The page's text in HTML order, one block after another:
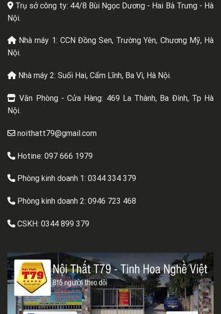
Trụ sở công ty: 44/8 Bùi Ngọc Dương - Hai Bà Trưng - Hà
Nội.
Nhà máy 1: CCN Đồng Sen, Trường Yên, Chương Mỹ, Hà
Nội.
Nhà máy 2: Suối Hai, Cẩm Lĩnh, Ba Vì, Hà Nội.
Văn Phòng - Cửa Hàng: 469 La Thành, Ba Đình, Tp Hà
Nội.
noithatt79@gmail.com
Hotine: 097 666 1979
Phòng kinh doanh 1: 0344 334 379
Phòng kinh doanh 2: 0946 723 468
CSKH: 0344 899 379